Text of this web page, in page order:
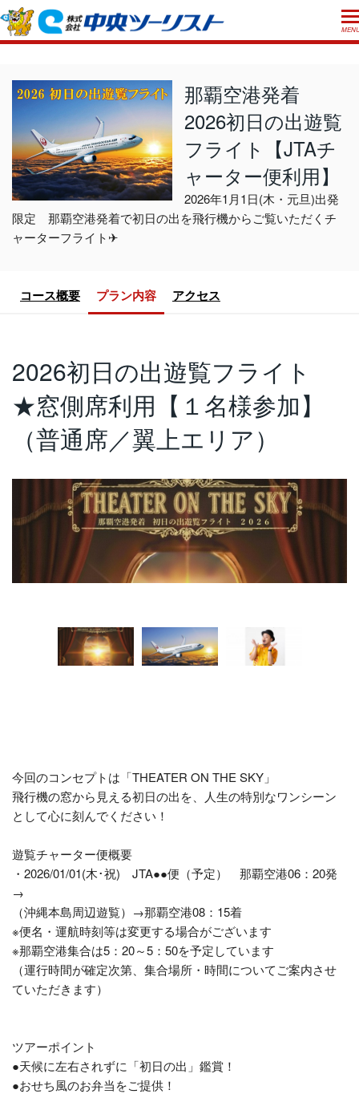
初めての方へ
ご利用案内
お申込方法について
お支払いについて
お受取り方法について
取消手数料について
店舗のご案内
よくあるご質問
会社概要 採用情報
那覇空港発着
2026初日の出遊覧
フライト【JTAチ
ャーター便利用】
2026年1月1日(木・元旦)出発
限定 那覇空港発着で初日の出を飛行機からご覧いただくチ
ャーターフライト✈
コース概要 プラン内容 アクセス
2026初日の出遊覧フライト
★窓側席利用【１名様参加】
（普通席／翼上エリア）
今回のコンセプトは「THEATER ON THE SKY」
飛行機の窓から見える初日の出を、人生の特別なワンシーン
として心に刻んでください！
遊覧チャーター便概要
・2026/01/01(木･祝) JTA●●便（予定） 那覇空港06：20発
→
（沖縄本島周辺遊覧）→那覇空港08：15着
※便名・運航時刻等は変更する場合がございます
※那覇空港集合は5：20～5：50を予定しています
（運行時間が確定次第、集合場所・時間についてご案内させ
ていただきます）
ツアーポイント
●天候に左右されずに「初日の出」鑑賞！
●おせち風のお弁当をご提供！